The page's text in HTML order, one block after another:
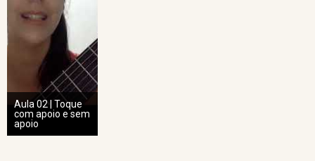
Aula 02 | Toque
com apoio e sem
apoio